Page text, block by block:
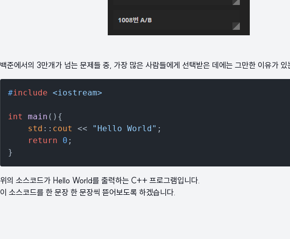
백준에서의 3만개가 넘는 문제들 중, 가장 많은 사람들에게 선택받은 데에는 그만한 이유가 있
#include <iostream>
int main () {
std :: cout << "Hello World" ;
return
0 ;
위의 소스코드가 Hello World를 출력하는 C++ 프로그램입니다.
이 소스코드를 한 문장 한 문장씩 뜯어보도록 하겠습니다.